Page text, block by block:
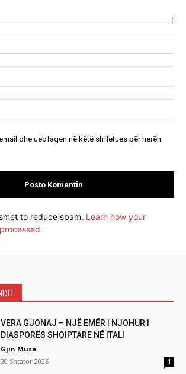
dhe uebfaqen në këtë shfletues për herën
to reduce spam. Learn how your
VERA GJONAJ – NJË EMËR I NJOHUR I
DIASPORËS SHQIPTARE NË ITALI
Gjin Musa
20 Shtator 2025
1